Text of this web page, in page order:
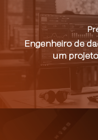
Engenheiro de
um